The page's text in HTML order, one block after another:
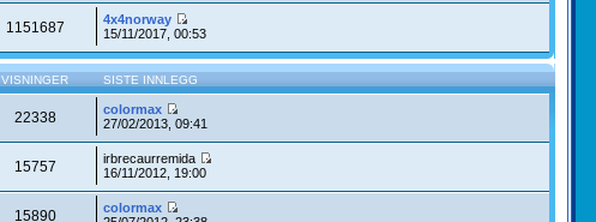
1151687
4x4norway
15/11/2017, 00:53
VISNINGER SISTE INNLEGG
22338
colormax
27/02/2013, 09:41
15757
irbrecaurremida
16/11/2012, 19:00
15890
colormax